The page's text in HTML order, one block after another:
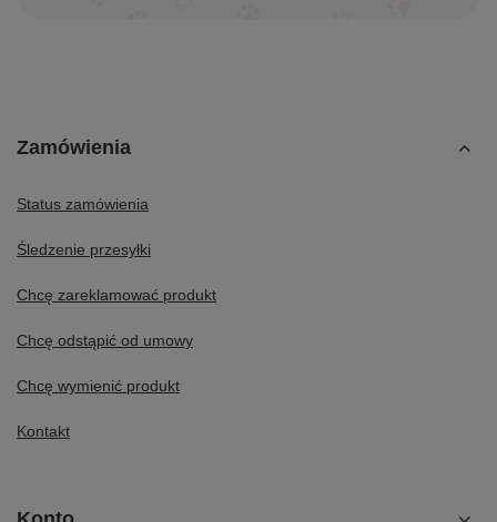
Zamówienia
Status zamówienia
Śledzenie przesyłki
Chcę zareklamować produkt
Chcę odstąpić od umowy
Chcę wymienić produkt
Kontakt